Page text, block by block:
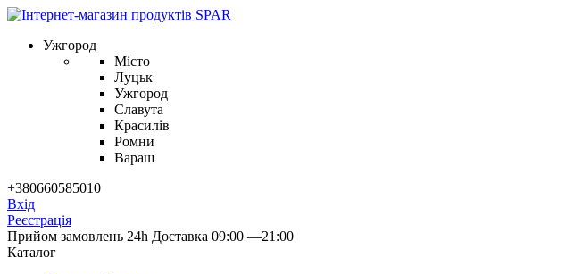
Ужгород
Місто
Луцьк
Ужгород
Славута
Красилів
Ромни
Вараш
+380660585010
Вхід
Реєстрація
Прийом замовлень 24h Доставка 09:00 —21:00
Каталог